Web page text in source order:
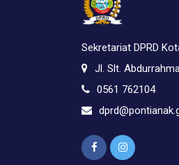
Sekretariat DPRD
Jl. Slt.
0561 762104